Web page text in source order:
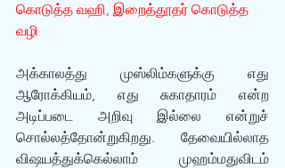
கொடுத்த வஹி, இறைத்தூதர் கொடுத்த
வழி
அக்காலத்து முஸ்லிம்களுக்கு எது
ஆரோக்கியம், எது சுகாதாரம் என்ற
அடிப்படை அறிவு இல்லை என்றுச்
சொல்லத்தோன்றுகிறது.  தேவையில்லாத
விஷயத்துக்கெல்லாம் முஹம்மதுவிடம்